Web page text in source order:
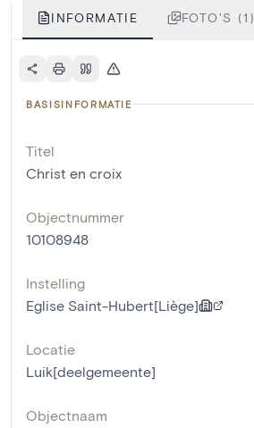
INFORMATIE FOTO'S (1)
BASISINFORMATIE
Titel
Christ en croix
Objectnummer
10108948
Instelling
Eglise Saint-Hubert[Liège]
Locatie
Luik[deelgemeente]
Objectnaam